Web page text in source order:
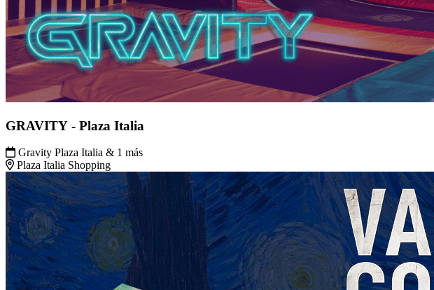
GRAVITY - Plaza Italia
Gravity Plaza Italia & 1 más
Plaza Italia Shopping